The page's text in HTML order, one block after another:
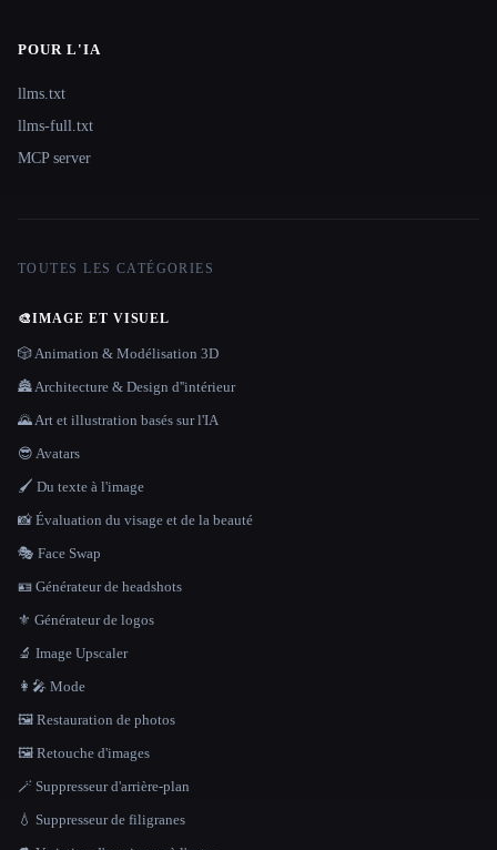
POUR L'IA
llms.txt
llms-full.txt
MCP server
TOUTES LES CATÉGORIES
🎨IMAGE ET VISUEL
🎲 Animation & Modélisation 3D
🏯 Architecture & Design d''intérieur
🌄 Art et illustration basés sur l'IA
😎 Avatars
🖌️ Du texte à l'image
📸 Évaluation du visage et de la beauté
🎭 Face Swap
🪪 Générateur de headshots
⚜️ Générateur de logos
🔬 Image Upscaler
👩‍🎤 Mode
🖼️ Restauration de photos
🖼️ Retouche d'images
🪄 Suppresseur d'arrière-plan
💧 Suppresseur de filigranes